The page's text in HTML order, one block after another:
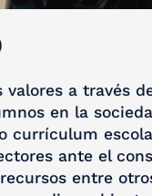
a través
en la
currículum
ante el
entre